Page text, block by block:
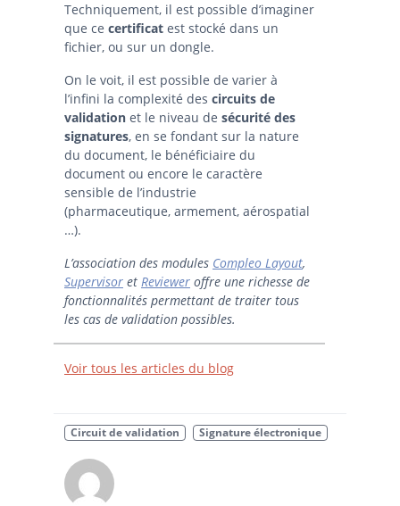
Techniquement, il est possible d’imaginer
que ce certificat est stocké dans un
fichier, ou sur un dongle.
On le voit, il est possible de varier à
l’infini la complexité des circuits de
validation et le niveau de sécurité des
signatures, en se fondant sur la nature
du document, le bénéficiaire du
document ou encore le caractère
sensible de l’industrie
(pharmaceutique, armement, aérospatial
…).
L’association des modules Compleo Layout,
Supervisor et Reviewer offre une richesse de
fonctionnalités permettant de traiter tous
les cas de validation possibles.
Voir tous les articles du blog
Circuit de validation Signature électronique